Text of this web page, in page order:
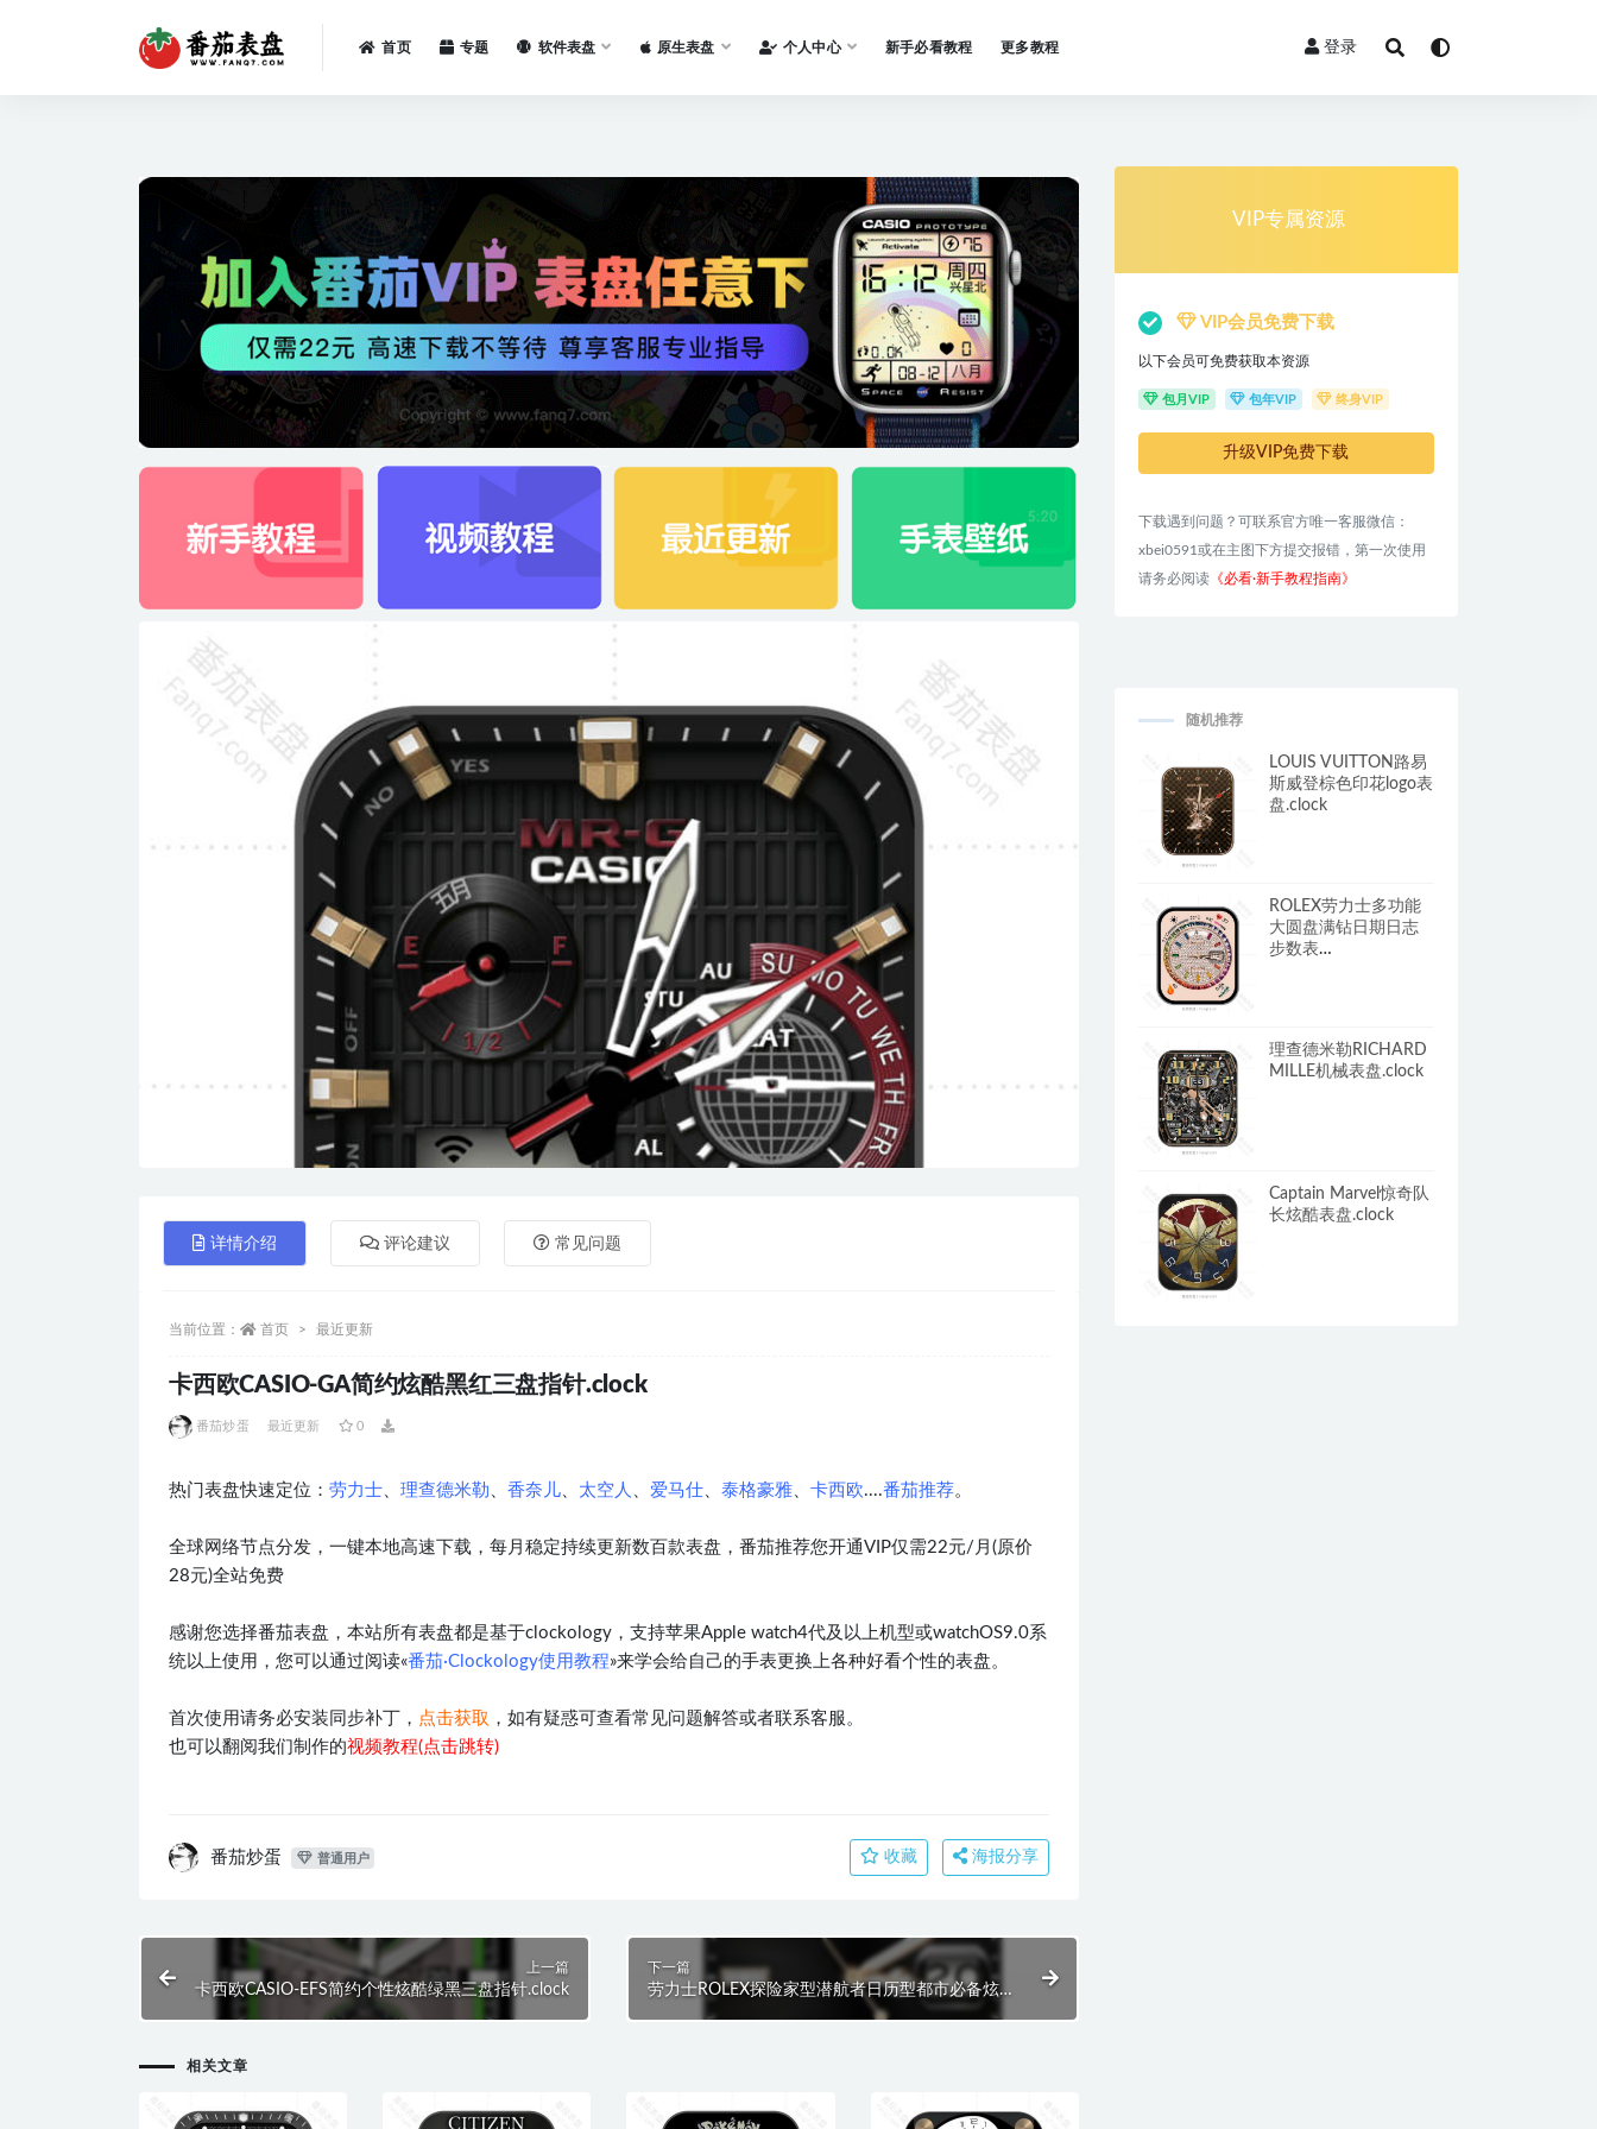
首页 专题 软件表盘 原生表盘 个人中心 新手必看教程 更多教程 登录
详情介绍 评论建议 常见问题
当前位置： 首页 最近更新
卡西欧CASIO-GA简约炫酷黑红三盘指针.clock
番茄炒蛋 最近更新 0
热门表盘快速定位： 劳力士、 理查德米勒 、 香奈儿、 太空人 、 爱马仕、 泰格豪雅、 卡西欧....番茄推荐。
全球网络节点分发，一键本地高速下载，每月稳定持续更新数百款表盘，番茄推荐您开通VIP仅需22元/月(原价
28元)全站免费
感谢您选择番茄表盘，本站所有表盘都是基于clockology，支持苹果Apple watch4代及以上机型或watchOS9.0系
统以上使用，您可以通过阅读«番茄·Clockology使用教程»来学会给自己的手表更换上各种好看个性的表盘。
首次使用请务必安装同步补丁， 点击获取 ，如有疑惑可查看常见问题解答或者联系客服。
也可以翻阅我们制作的视频教程(点击跳转)
番茄炒蛋 普通用户 收藏 海报分享
上一篇
卡西欧CASIO-EFS简约个性炫酷绿黑三盘指针.clock
下一篇
劳力士ROLEX探险家型潜航者日历型都市必备炫酷
黑指针金简约时尚职场.clock
相关文章
VIP专属资源
VIP会员免费下载
以下会员可免费获取本资源
包月VIP 包年VIP 终身VIP
升级VIP免费下载
下载遇到问题？可联系官方唯一客服微信：
xbei0591或在主图下方提交报错，第一次使用
请务必阅读《必看·新手教程指南》
随机推荐
LOUIS VUITTON路易
斯威登棕色印花logo表
盘.clock
ROLEX劳力士多功能
大圆盘满钻日期日志
步数表
理查德米勒RICHARD
MILLE机械表盘.clock
Captain Marvel惊奇队
长炫酷表盘.clock